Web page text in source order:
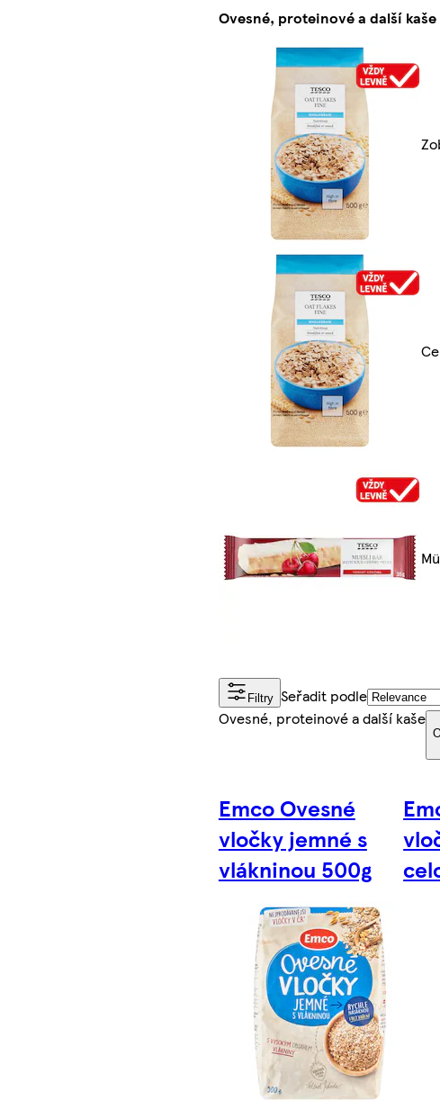
Ovesné, proteinové a další kaše
Filtry Seřadit podle
Ovesné, proteinové a další kaše
Emco Ovesné
vločky jemné s
vlákninou 500g